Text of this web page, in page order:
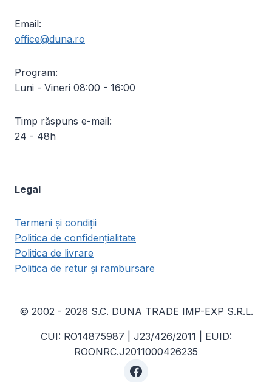
Email:
office@duna.ro
Program:
Luni - Vineri 08:00 - 16:00
Timp răspuns e-mail:
24 - 48h
Legal
Termeni și condiții
Politica de confidențialitate
Politica de livrare
Politica de retur și rambursare
© 2002 - 2026 S.C. DUNA TRADE IMP-EXP S.R.L.
CUI: RO14875987 | J23/426/2011 | EUID:
ROONRC.J2011000426235